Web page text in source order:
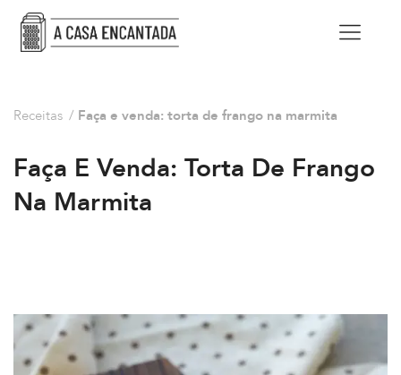
Receitas / Faça e venda: torta de frango na marmita
Faça E Venda: Torta De Frango
Na Marmita